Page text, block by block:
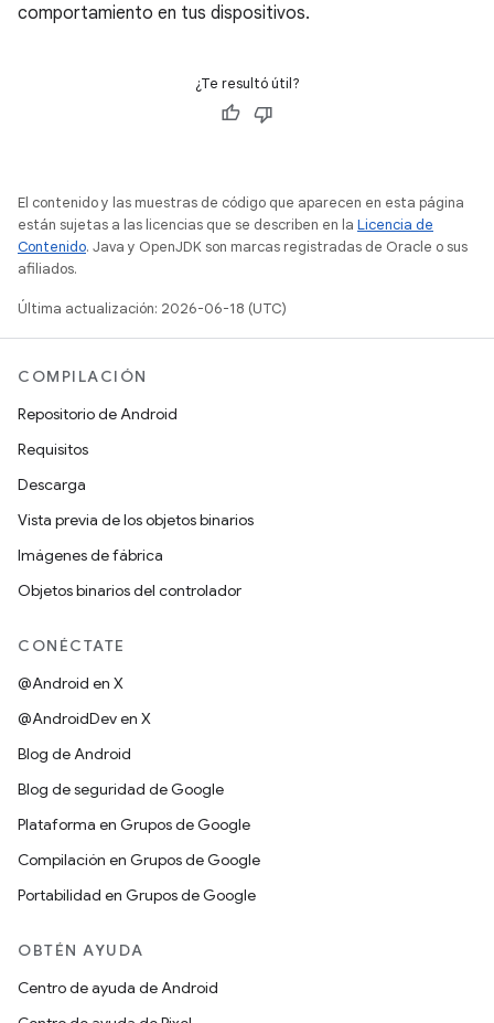
comportamiento en tus dispositivos.
¿Te resultó útil?
El contenido y las muestras de código que aparecen en esta página
están sujetas a las licencias que se describen en la Licencia de
Contenido. Java y OpenJDK son marcas registradas de Oracle o sus
afiliados.
Última actualización: 2026-06-18 (UTC)
COMPILACIÓN
Repositorio de Android
Requisitos
Descarga
Vista previa de los objetos binarios
Imágenes de fábrica
Objetos binarios del controlador
CONÉCTATE
@Android en X
@AndroidDev en X
Blog de Android
Blog de seguridad de Google
Plataforma en Grupos de Google
Compilación en Grupos de Google
Portabilidad en Grupos de Google
OBTÉN AYUDA
Centro de ayuda de Android